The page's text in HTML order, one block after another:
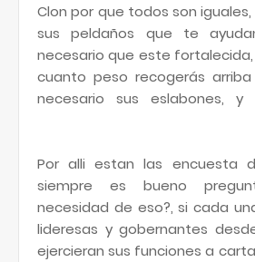
Clon por que todos son
sus peldaños que te
necesario que este
cuanto peso recogerás
necesario sus eslabones,
Por alli estan las encuesta
siempre es bueno
necesidad de eso?, si cada
lideresas y gobernantes
ejercieran sus funciones a